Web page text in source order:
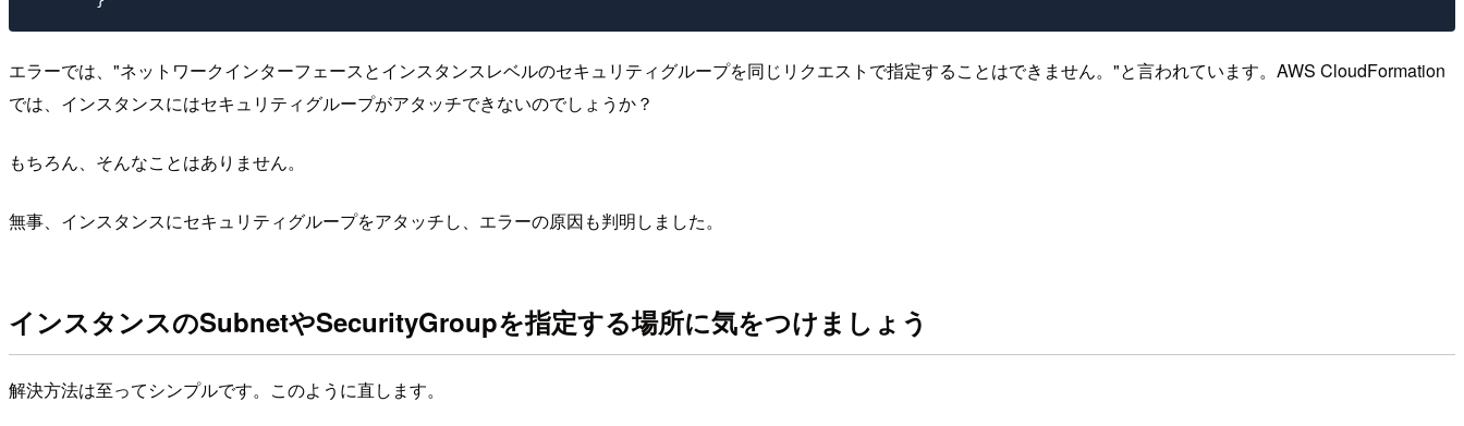
エラーでは、"ネットワークインターフェースとインスタンスレベルのセキュリティグループを同じリクエストで指定することはできません。"と言われています。AWS CloudFormation
では、インスタンスにはセキュリティグループがアタッチできないのでしょうか？
もちろん、そんなことはありません。
無事、インスタンスにセキュリティグループをアタッチし、エラーの原因も判明しました。
インスタンスのSubnetやSecurityGroupを指定する場所に気をつけましょう
解決方法は至ってシンプルです。このように直します。